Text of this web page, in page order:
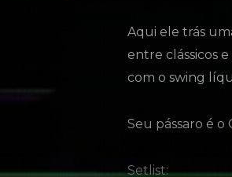
Aqui ele trás
entre clássicos
com o swing
Seu pássaro é o
Setlist: